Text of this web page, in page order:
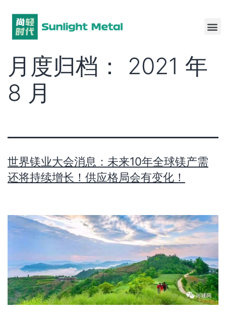
月度归档： 2021 年
8 月
世界镁业大会消息：未来10年全球镁产需
还将持续增长！供应格局会有变化！